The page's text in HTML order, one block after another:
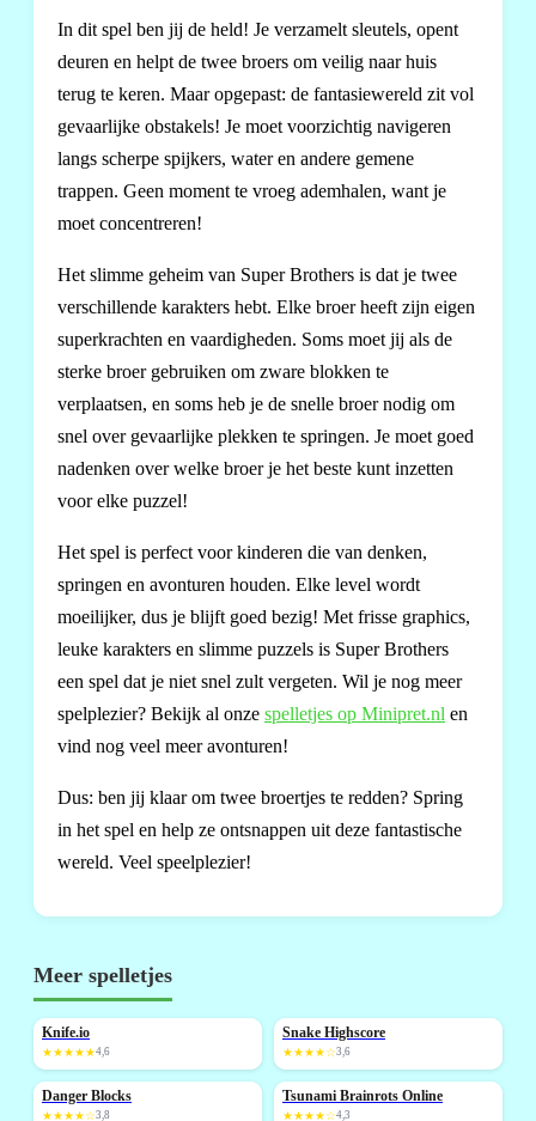
In dit spel ben jij de held! Je verzamelt sleutels, opent
deuren en helpt de twee broers om veilig naar huis
terug te keren. Maar opgepast: de fantasiewereld zit vol
gevaarlijke obstakels! Je moet voorzichtig navigeren
langs scherpe spijkers, water en andere gemene
trappen. Geen moment te vroeg ademhalen, want je
moet concentreren!
Het slimme geheim van Super Brothers is dat je twee
verschillende karakters hebt. Elke broer heeft zijn eigen
superkrachten en vaardigheden. Soms moet jij als de
sterke broer gebruiken om zware blokken te
verplaatsen, en soms heb je de snelle broer nodig om
snel over gevaarlijke plekken te springen. Je moet goed
nadenken over welke broer je het beste kunt inzetten
voor elke puzzel!
Het spel is perfect voor kinderen die van denken,
springen en avonturen houden. Elke level wordt
moeilijker, dus je blijft goed bezig! Met frisse graphics,
leuke karakters en slimme puzzels is Super Brothers
een spel dat je niet snel zult vergeten. Wil je nog meer
spelplezier? Bekijk al onze spelletjes op Minipret.nl en
vind nog veel meer avonturen!
Dus: ben jij klaar om twee broertjes te redden? Spring
in het spel en help ze ontsnappen uit deze fantastische
wereld. Veel speelplezier!
Meer spelletjes
NIEUW
Knife.io
★★★★★4,6
NIEUW
Snake Highscore
★★★★☆3,6
Danger Blocks
★★★★☆3,8
NIEUW
Tsunami Brainrots Online
★★★★☆4,3